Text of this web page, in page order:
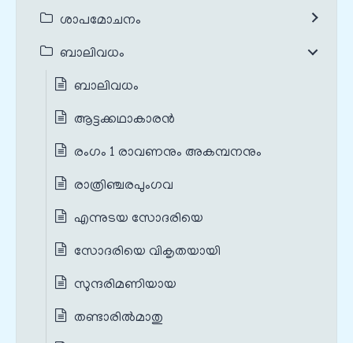
ശാപമോചനം
ബാലിവധം
ബാലിവധം
ആട്ടക്കഥാകാരൻ
രംഗം 1 രാവണനും അകമ്പനനും
രാത്രിഞ്ചരപുംഗവ
എന്നുടയ സോദരിയെ
സോദരിയെ വികൃതയായി
സുന്ദരിമണിയായ
തണ്ടാരില്‍മാതു